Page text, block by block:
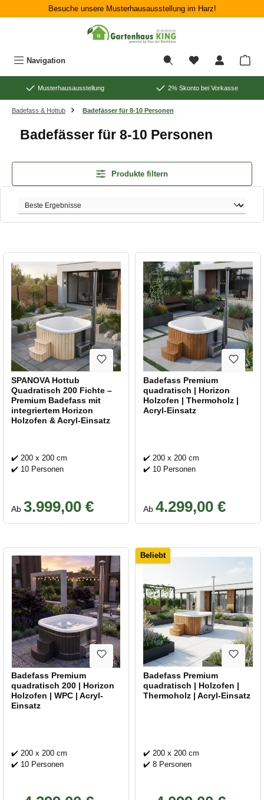
Zum Hauptinhalt springenBesuche unsere Musterhausausstellung im Harz!
Navigation
Musterhausausstellung 2% Skonto bei Vorkasse
Badefass & Hottub Badefässer für 8-10 Personen
Badefässer für 8-10 Personen
Produkte filtern
SPANOVA Hottub
Quadratisch 200 Fichte –
Premium Badefass mit
integriertem Horizon
Holzofen & Acryl-Einsatz
✔️ 200 x 200 cm
✔️ 10 Personen
Regulärer Preis:
Ab 3.999,00 €
Badefass Premium
quadratisch | Horizon
Holzofen | Thermoholz |
Acryl-Einsatz
✔️ 200 x 200 cm
✔️ 10 Personen
Regulärer Preis:
Ab 4.299,00 €
Badefass Premium
quadratisch 200 | Horizon
Holzofen | WPC | Acryl-
Einsatz
✔️ 200 x 200 cm
✔️ 10 Personen
Beliebt
Badefass Premium
quadratisch | Holzofen |
Thermoholz | Acryl-Einsatz
✔️ 200 x 200 cm
✔️ 8 Personen